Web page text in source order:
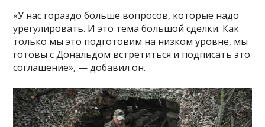
«У нас гораздо больше вопросов, которые надо
урегулировать. И это тема большой сделки. Как
только мы это подготовим на низком уровне, мы
готовы с Дональдом встретиться и подписать это
соглашение», — добавил он.